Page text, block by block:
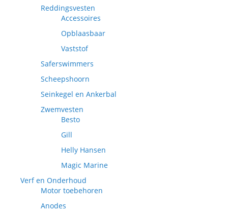
Reddingsvesten
Accessoires
Opblaasbaar
Vaststof
Saferswimmers
Scheepshoorn
Seinkegel en Ankerbal
Zwemvesten
Besto
Gill
Helly Hansen
Magic Marine
Verf en Onderhoud
Motor toebehoren
Anodes